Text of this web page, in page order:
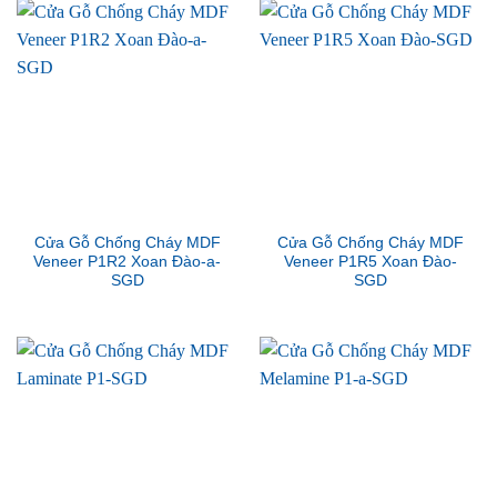
Cửa Gỗ Chống Cháy MDF
Veneer P1R2 Xoan Đào-a-
SGD
Cửa Gỗ Chống Cháy MDF
Veneer P1R5 Xoan Đào-
SGD